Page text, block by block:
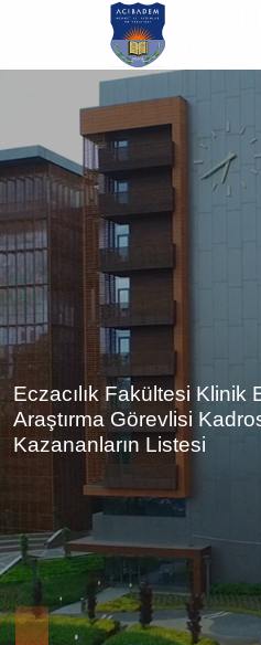
atla
Eczacılık Fakültesi Klinik
Araştırma Görevlisi
Kazananların Listesi